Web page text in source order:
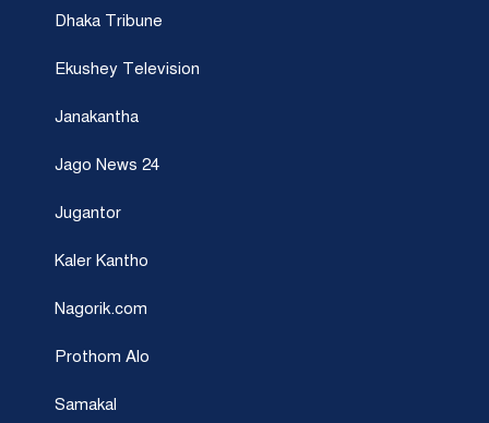
Dhaka Tribune
Ekushey Television
Janakantha
Jago News 24
Jugantor
Kaler Kantho
Nagorik.com
Prothom Alo
Samakal